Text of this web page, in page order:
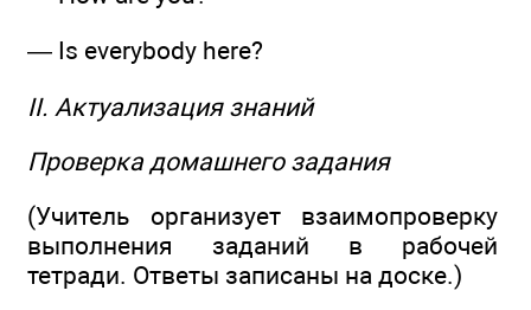
— Is everybody here?
II. Актуализация знаний
Проверка домашнего задания
(Учитель организует взаимопроверку
выполнения заданий в рабочей
тетради. Ответы записаны на доске.)